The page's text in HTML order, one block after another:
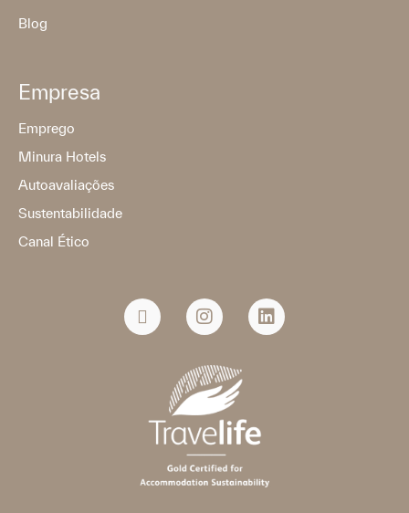
Blog
Empresa
Emprego
Minura Hotels
Autoavaliações
Sustentabilidade
Canal Ético